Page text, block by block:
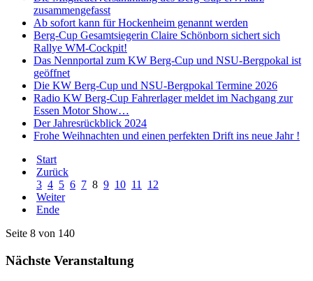
zusammengefasst
Ab sofort kann für Hockenheim genannt werden
Berg-Cup Gesamtsiegerin Claire Schönborn sichert sich
Rallye WM-Cockpit!
Das Nennportal zum KW Berg-Cup und NSU-Bergpokal ist
geöffnet
Die KW Berg-Cup und NSU-Bergpokal Termine 2026
Radio KW Berg-Cup Fahrerlager meldet im Nachgang zur
Essen Motor Show…
Der Jahresrückblick 2024
Frohe Weihnachten und einen perfekten Drift ins neue Jahr !
Start
Zurück
3 4 5 6 7 8 9 10 11
12
Weiter
Ende
Seite 8 von 140
Nächste Veranstaltung